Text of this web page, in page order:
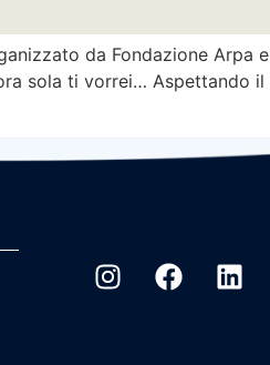
da Fondazione Arpa e
sola ti vorrei… Aspettando il